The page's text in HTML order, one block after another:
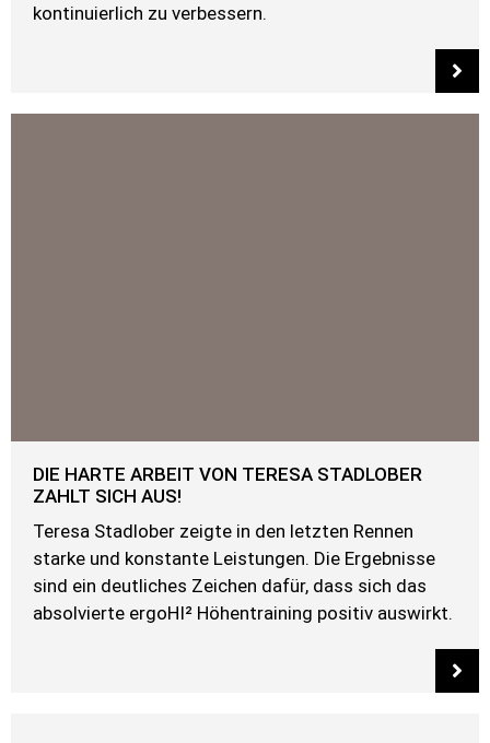
kontinuierlich zu verbessern.
DIE HARTE ARBEIT VON TERESA STADLOBER
ZAHLT SICH AUS!
Teresa Stadlober zeigte in den letzten Rennen
starke und konstante Leistungen. Die Ergebnisse
sind ein deutliches Zeichen dafür, dass sich das
absolvierte ergoHI² Höhentraining positiv auswirkt.